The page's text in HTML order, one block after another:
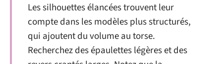
Les silhouettes élancées trouvent leur
compte dans les modèles plus structurés,
qui ajoutent du volume au torse.
Recherchez des épaulettes légères et des